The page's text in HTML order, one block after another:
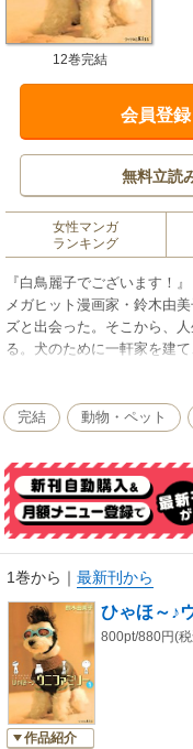
12巻完結
会員登
無料立読
女性マンガ
ランキング
『白鳥麗子でございます！
メガヒット漫画家・鈴木由
ズと出会った。そこから、
る。犬のために一軒家を建
ニ、母・ネギ、姉・ナス、
完結 動物・ペット
1巻から ｜ 最新刊から
作品紹介
ひゃほ～♪
800pt/880円(